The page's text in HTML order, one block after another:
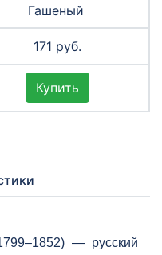
Гашеный
171 руб.
Купить
— русский